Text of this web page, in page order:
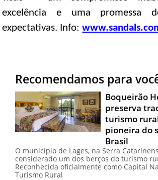
excelência e uma promessa
expectativas. Info:
Recomendamos para
Boqueirão
preserva
turismo
pioneira do
Brasil
O município de Lages, na Serra
considerado um dos berços do turismo
Reconhecida oficialmente como Capital
Turismo Rural